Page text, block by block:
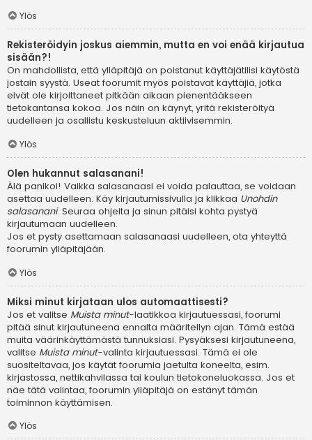
Ylös
Rekisteröidyin joskus aiemmin, mutta en voi enää kirjautua
sisään?!
On mahdollista, että ylläpitäjä on poistanut käyttäjätilisi käytöstä
jostain syystä. Useat foorumit myös poistavat käyttäjiä, jotka
eivät ole kirjoittaneet pitkään aikaan pienentääkseen
tietokantansa kokoa. Jos näin on käynyt, yritä rekisteröityä
uudelleen ja osallistu keskusteluun aktiivisemmin.
Ylös
Olen hukannut salasanani!
Älä panikoi! Vaikka salasanaasi ei voida palauttaa, se voidaan
asettaa uudelleen. Käy kirjautumissivulla ja klikkaa Unohdin
salasanani. Seuraa ohjeita ja sinun pitäisi kohta pystyä
kirjautumaan uudelleen.
Jos et pysty asettamaan salasanaasi uudelleen, ota yhteyttä
foorumin ylläpitäjään.
Ylös
Miksi minut kirjataan ulos automaattisesti?
Jos et valitse Muista minut-laatikkoa kirjautuessasi, foorumi
pitää sinut kirjautuneena ennalta määritellyn ajan. Tämä estää
muita väärinkäyttämästä tunnuksiasi. Pysyäksesi kirjautuneena,
valitse Muista minut-valinta kirjautuessasi. Tämä ei ole
suositeltavaa, jos käytät foorumia jaetulta koneelta, esim.
kirjastossa, nettikahvilassa tai koulun tietokoneluokassa. Jos et
näe tätä valintaa, foorumin ylläpitäjä on estänyt tämän
toiminnon käyttämisen.
Ylös